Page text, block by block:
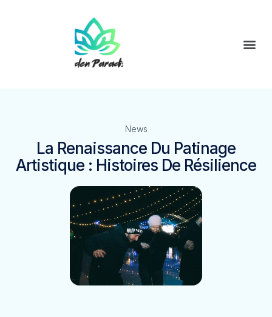
News
La Renaissance Du Patinage
Artistique : Histoires De Résilience